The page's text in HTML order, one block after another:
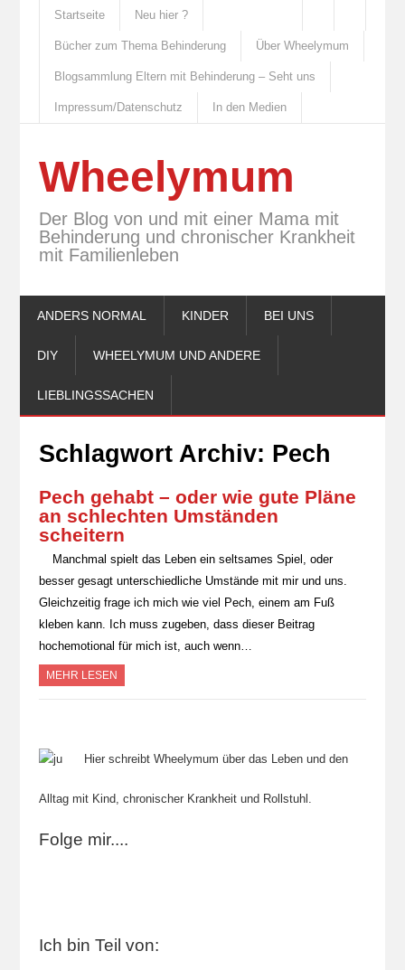
Startseite Neu hier ?
Bücher zum Thema Behinderung Über Wheelymum
Blogsammlung Eltern mit Behinderung – Seht uns
Impressum/Datenschutz In den Medien
Wheelymum
Der Blog von und mit einer Mama mit
Behinderung und chronischer Krankheit
mit Familienleben
ANDERS NORMAL KINDER BEI UNS
DIY WHEELYMUM UND ANDERE
LIEBLINGSSACHEN
Schlagwort Archiv: Pech
Pech gehabt – oder wie gute Pläne
an schlechten Umständen
scheitern
Manchmal spielt das Leben ein seltsames Spiel, oder
besser gesagt unterschiedliche Umstände mit mir und uns.
Gleichzeitig frage ich mich wie viel Pech, einem am Fuß
kleben kann. Ich muss zugeben, dass dieser Beitrag
hochemotional für mich ist, auch wenn…
MEHR LESEN
Hier schreibt Wheelymum über das Leben und den
Alltag mit Kind, chronischer Krankheit und Rollstuhl.
Folge mir....
Ich bin Teil von: